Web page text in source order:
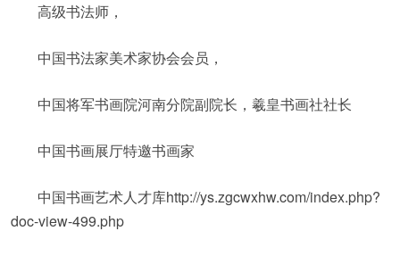
高级书法师，
中国书法家美术家协会会员，
中国将军书画院河南分院副院长，羲皇书画社社长
中国书画展厅特邀书画家
中国书画艺术人才库http://ys.zgcwxhw.com/index.php?
doc-view-499.php